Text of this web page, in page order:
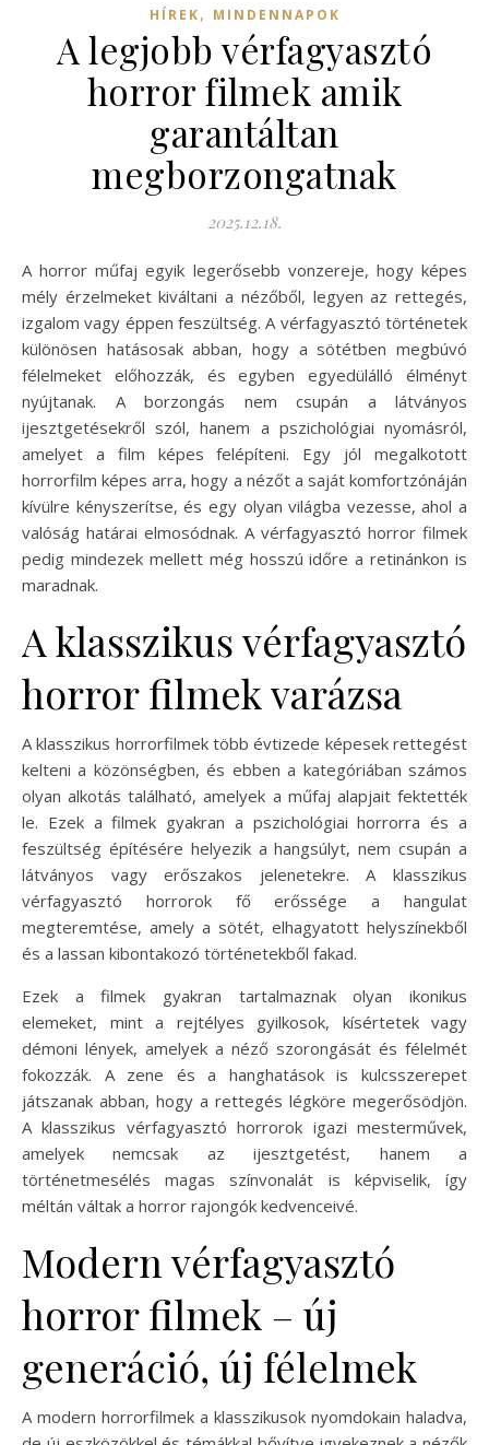
HÍREK, MINDENNAPOK
A legjobb vérfagyasztó
horror filmek amik
garantáltan
megborzongatnak
2025.12.18.
A horror műfaj egyik legerősebb vonzereje, hogy képes
mély érzelmeket kiváltani a nézőből, legyen az rettegés,
izgalom vagy éppen feszültség. A vérfagyasztó történetek
különösen hatásosak abban, hogy a sötétben megbúvó
félelmeket előhozzák, és egyben egyedülálló élményt
nyújtanak. A borzongás nem csupán a látványos
ijesztgetésekről szól, hanem a pszichológiai nyomásról,
amelyet a film képes felépíteni. Egy jól megalkotott
horrorfilm képes arra, hogy a nézőt a saját komfortzónáján
kívülre kényszerítse, és egy olyan világba vezesse, ahol a
valóság határai elmosódnak. A vérfagyasztó horror filmek
pedig mindezek mellett még hosszú időre a retinánkon is
maradnak.
A klasszikus vérfagyasztó
horror filmek varázsa
A klasszikus horrorfilmek több évtizede képesek rettegést
kelteni a közönségben, és ebben a kategóriában számos
olyan alkotás található, amelyek a műfaj alapjait fektették
le. Ezek a filmek gyakran a pszichológiai horrorra és a
feszültség építésére helyezik a hangsúlyt, nem csupán a
látványos vagy erőszakos jelenetekre. A klasszikus
vérfagyasztó horrorok fő erőssége a hangulat
megteremtése, amely a sötét, elhagyatott helyszínekből
és a lassan kibontakozó történetekből fakad.
Ezek a filmek gyakran tartalmaznak olyan ikonikus
elemeket, mint a rejtélyes gyilkosok, kísértetek vagy
démoni lények, amelyek a néző szorongását és félelmét
fokozzák. A zene és a hanghatások is kulcsszerepet
játszanak abban, hogy a rettegés légköre megerősödjön.
A klasszikus vérfagyasztó horrorok igazi mesterművek,
amelyek nemcsak az ijesztgetést, hanem a
történetmesélés magas színvonalát is képviselik, így
méltán váltak a horror rajongók kedvenceivé.
Modern vérfagyasztó
horror filmek – új
generáció, új félelmek
A modern horrorfilmek a klasszikusok nyomdokain haladva,